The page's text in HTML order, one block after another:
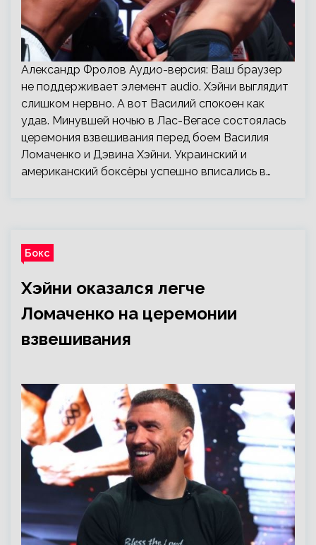
Александр Фролов Аудио-версия: Ваш браузер
не поддерживает элемент audio. Хэйни выглядит
слишком нервно. А вот Василий спокоен как
удав. Минувшей ночью в Лас-Вегасе состоялась
церемония взвешивания перед боем Василия
Ломаченко и Дэвина Хэйни. Украинский и
американский боксёры успешно вписались в…
Бокс
Хэйни оказался легче
Ломаченко на церемонии
взвешивания